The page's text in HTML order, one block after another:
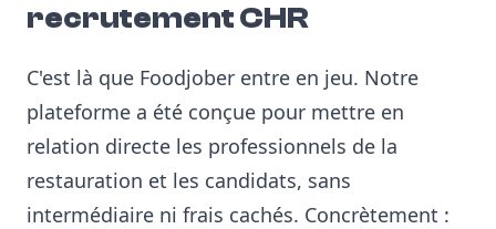
recrutement CHR
C'est là que Foodjober entre en jeu. Notre
plateforme a été conçue pour mettre en
relation directe les professionnels de la
restauration et les candidats, sans
intermédiaire ni frais cachés. Concrètement :